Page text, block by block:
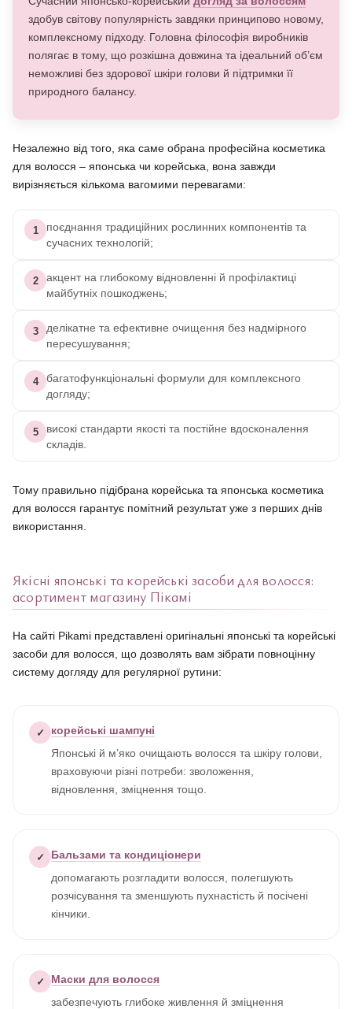
здобув світову популярність завдяки принципово новому,
комплексному підходу. Головна філософія виробників
полягає в тому, що розкішна довжина та ідеальний об’єм
неможливі без здорової шкіри голови й підтримки її
природного балансу.
Незалежно від того, яка саме обрана професійна косметика
для волосся – японська чи корейська, вона завжди
вирізняється кількома вагомими перевагами:
1
поєднання традиційних рослинних компонентів та
сучасних технологій;
2
акцент на глибокому відновленні й профілактиці
майбутніх пошкоджень;
3
делікатне та ефективне очищення без надмірного
пересушування;
4
багатофункціональні формули для комплексного
догляду;
5
високі стандарти якості та постійне вдосконалення
складів.
Тому правильно підібрана корейська та японська косметика
для волосся гарантує помітний результат уже з перших днів
використання.
Якісні японські та корейські засоби для волосся:
асортимент магазину Пікамі
На сайті Pikami представлені оригінальні японські та корейські
засоби для волосся, що дозволять вам зібрати повноцінну
систему догляду для регулярної рутини:
✓
корейські шампуні
Японські й м’яко очищають волосся та шкіру голови,
враховуючи різні потреби: зволоження,
відновлення, зміцнення тощо.
✓
Бальзами та кондиціонери
допомагають розгладити волосся, полегшують
розчісування та зменшують пухнастість й посічені
кінчики.
✓
Маски для волосся
забезпечують глибоке живлення й зміцнення